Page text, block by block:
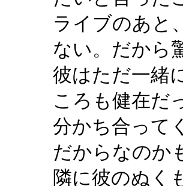
ライブのあと
ない。だから
彼はただ一緒
ころも健在だ
分かち合って
だからなのか
隣に彼のぬく